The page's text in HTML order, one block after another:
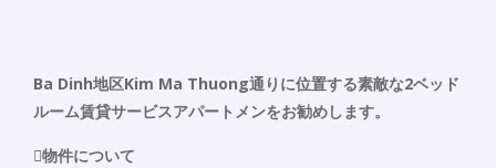
Ba Dinh地区Kim Ma Thuong通りに位置する素敵な2ベッド
ルーム賃貸サービスアパートメンをお勧めします。
物件について